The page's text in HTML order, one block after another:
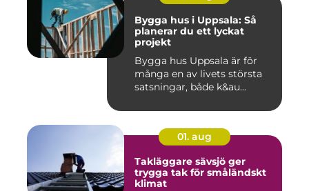
Bygga hus i Uppsala: Så
planerar du ett lyckat
projekt
Bygga hus Uppsala är för
många en av livets största
satsningar, både k&au...
01. aug
Takläggare sävsjö ger
trygga tak för småländskt
klimat